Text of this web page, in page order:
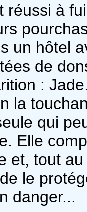
réussi à
un hôtel
de
:
la
qui
Elle
et, tout
le
danger...